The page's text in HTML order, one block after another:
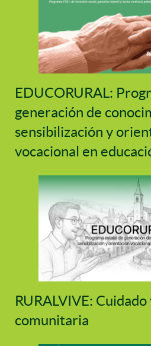
EDUCORURAL:
generación de
sensibilización y
vocacional en
RURALVIVE:
comunitaria